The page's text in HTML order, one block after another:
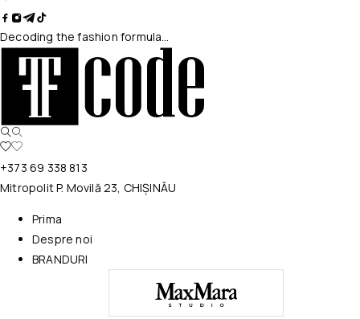
Decoding the fashion formula…
+373 69 338 813
Mitropolit P. Movilă 23, CHIȘINĂU
Prima
Despre noi
BRANDURI